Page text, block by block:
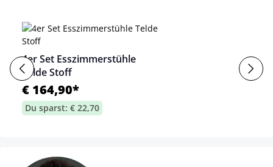
4er Set Esszimmerstühle
Telde Stoff
€ 164,90*
Du sparst: € 22,70